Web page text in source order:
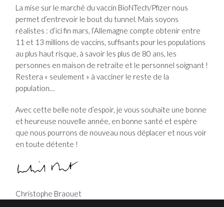
La mise sur le marché du vaccin BioNTech/Pfizer nous
permet d’entrevoir le bout du tunnel. Mais soyons
réalistes : d’ici fin mars, l’Allemagne compte obtenir entre
11 et 13 millions de vaccins, suffisants pour les populations
au plus haut risque, à savoir les plus de 80 ans, les
personnes en maison de retraite et le personnel soignant !
Restera « seulement » à vacciner le reste de la
population…
Avec cette belle note d’espoir, je vous souhaite une bonne
et heureuse nouvelle année, en bonne santé et espère
que nous pourrons de nouveau nous déplacer et nous voir
en toute détente !
Christophe Braouet